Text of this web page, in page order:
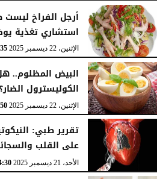
أرجل الفراخ ليست
استشاري تغذية
الإثنين، 22 ديسمبر 2025
البيض المظلوم..
الكوليسترول الضار؟
الإثنين، 22 ديسمبر 2025
تقرير طبي:
على القلب
الأحد، 21 ديسمبر 2025